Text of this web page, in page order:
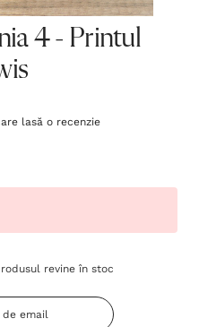
4 - Printul
lasă o recenzie
revine în stoc